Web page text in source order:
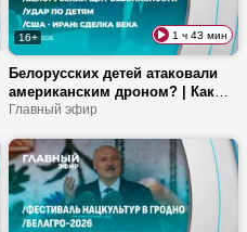
16+ 1 ч 43 мин
Белорусских детей атаковали
американским дроном? | Как
проходит главный экстрим-
Памяти» прибыл в Брест
Главный эфир